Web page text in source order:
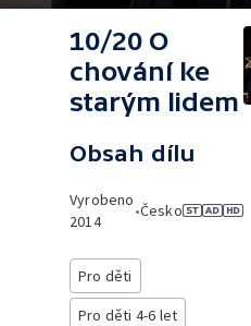
10/20 O
chování ke
starým lidem
Obsah dílu
Vyrobeno
2014
•Česko
Pro děti
Pro děti 4-6 let